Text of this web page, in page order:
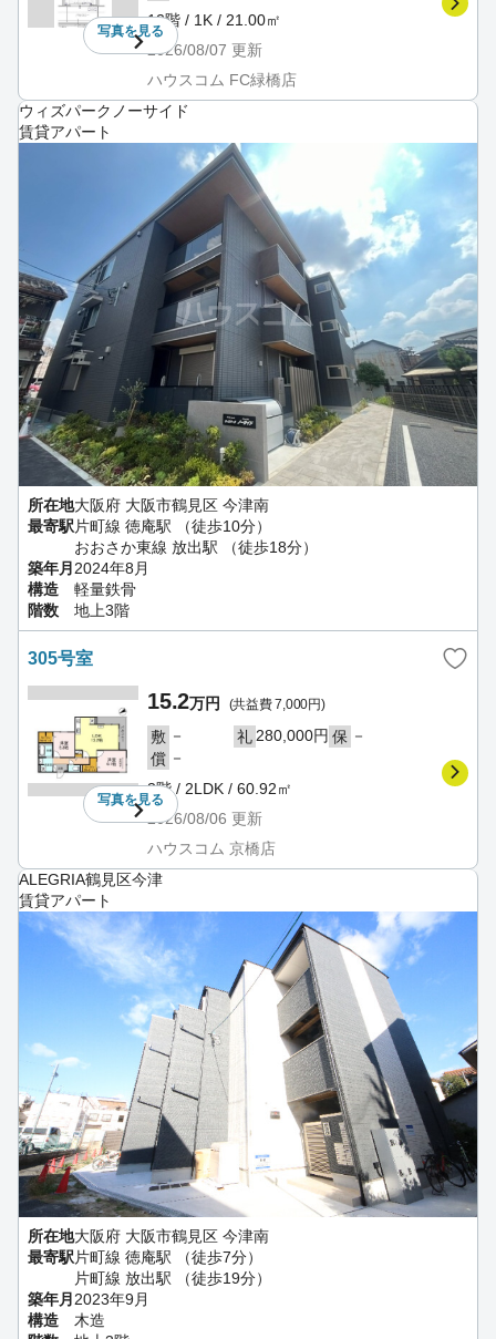
写真を見る
12階 / 1K / 21.00㎡
2026/08/07 更新
ハウスコム FC緑橋店
ウィズパークノーサイド
賃貸アパート
所在地大阪府 大阪市鶴見区 今津南
最寄駅片町線 徳庵駅 （徒歩10分）
おおさか東線 放出駅 （徒歩18分）
築年月 2024年8月
構造
軽量鉄骨
階数
地上3階
305号室
写真を見る
15.2万円 (共益費 7,000円)
敷 － 礼280,000円 保 －
償 －
3階 / 2LDK / 60.92㎡
2026/08/06 更新
ハウスコム 京橋店
ALEGRIA鶴見区今津
賃貸アパート
所在地大阪府 大阪市鶴見区 今津南
最寄駅片町線 徳庵駅 （徒歩7分）
片町線 放出駅 （徒歩19分）
築年月 2023年9月
構造
木造